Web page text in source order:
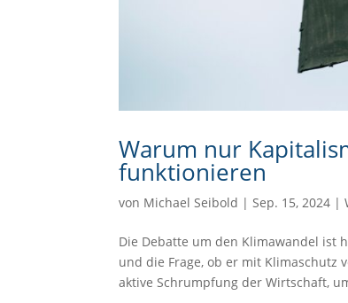
Warum nur
funktionieren
von Michael Seibold |Sep. 15, 2024 |
Die Debatte um den Klimawandel ist
und die Frage, ob er mit Klimaschutz
aktive Schrumpfung der Wirtschaft,